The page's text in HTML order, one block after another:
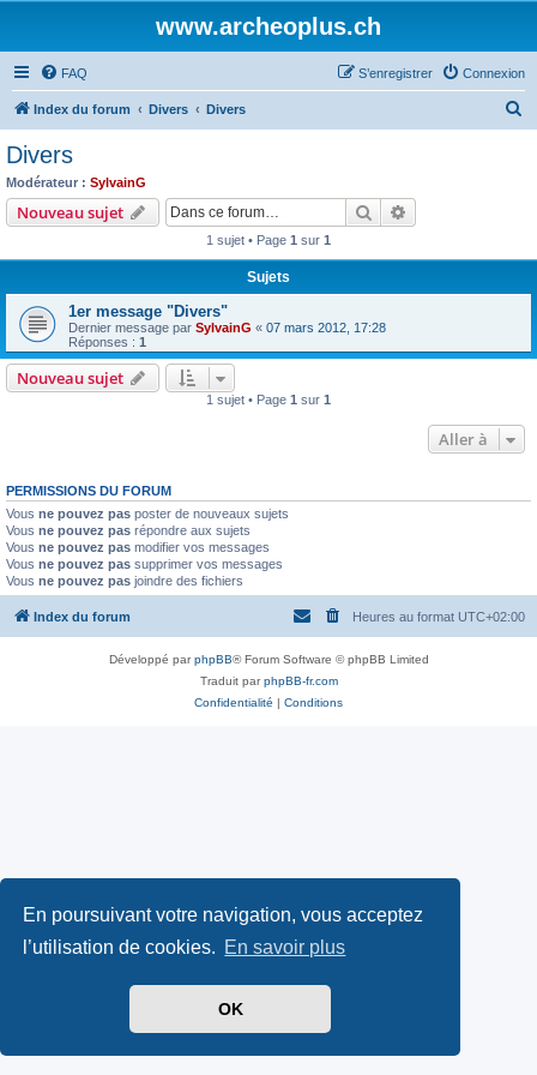
En poursuivant votre navigation, vous acceptez
l’utilisation de cookies. En savoir plus
OK
www.archeoplus.ch
FAQ Connexion
S’enregistrer
Index du forum Divers Divers
Divers
Modérateur : SylvainG
Nouveau sujet Rechercher
1 sujet • Page 1 sur 1
Sujets
1er message "Divers"
Dernier message par SylvainG « 07 mars 2012, 17:28
Réponses : 1
Nouveau sujet
1 sujet • Page 1 sur 1
Aller à
PERMISSIONS DU FORUM
Vous ne pouvez pas poster de nouveaux sujets
Vous ne pouvez pas répondre aux sujets
Vous ne pouvez pas modifier vos messages
Vous ne pouvez pas supprimer vos messages
Vous ne pouvez pas joindre des fichiers
Index du forum Heures au format UTC+02:00
Développé parphpBB® Forum Software © phpBB Limited
Traduit parphpBB-fr.com
Confidentialité | Conditions